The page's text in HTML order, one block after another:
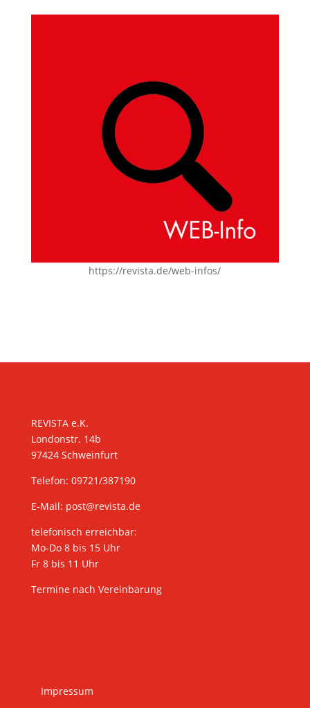
https://revista.de/web-infos/
REVISTA e.K.
Londonstr. 14b
97424 Schweinfurt
Telefon: 09721/387190
E-Mail: post@revista.de
telefonisch erreichbar:
Mo-Do 8 bis 15 Uhr
Fr 8 bis 11 Uhr
Termine nach Vereinbarung
Impressum